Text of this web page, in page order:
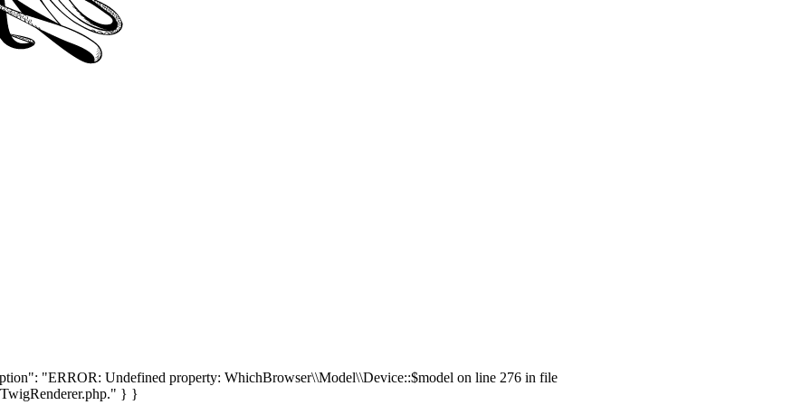
"ERROR: Undefined property: WhichBrowser\\Model\\Device::$model on line 276 in file
} }